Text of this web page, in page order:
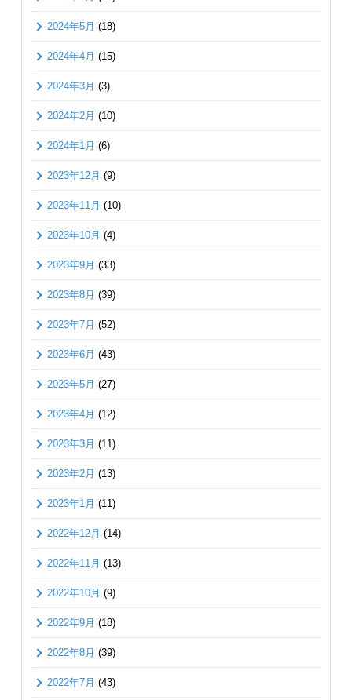
2024年5月 (18)
2024年4月 (15)
2024年3月 (3)
2024年2月 (10)
2024年1月 (6)
2023年12月 (9)
2023年11月 (10)
2023年10月 (4)
2023年9月 (33)
2023年8月 (39)
2023年7月 (52)
2023年6月 (43)
2023年5月 (27)
2023年4月 (12)
2023年3月 (11)
2023年2月 (13)
2023年1月 (11)
2022年12月 (14)
2022年11月 (13)
2022年10月 (9)
2022年9月 (18)
2022年8月 (39)
2022年7月 (43)